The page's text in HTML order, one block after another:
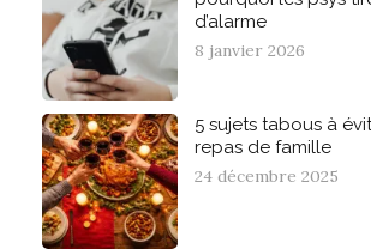
d’alarme
8 janvier 2026
5 sujets tabous à
repas de famille
24 décembre 2025